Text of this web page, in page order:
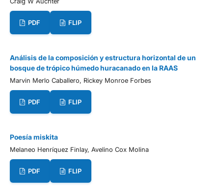
PDF FLIP
Análisis de la composición y estructura horizontal de un
bosque de trópico húmedo huracanado en la RAAS
Marvin Merlo Caballero, Rickey Monroe Forbes
PDF FLIP
Poesía miskita
Melaneo Henríquez Finlay, Avelino Cox Molina
PDF FLIP